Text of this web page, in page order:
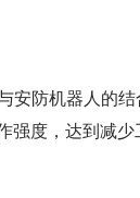
安防机器人的
强度，达到减